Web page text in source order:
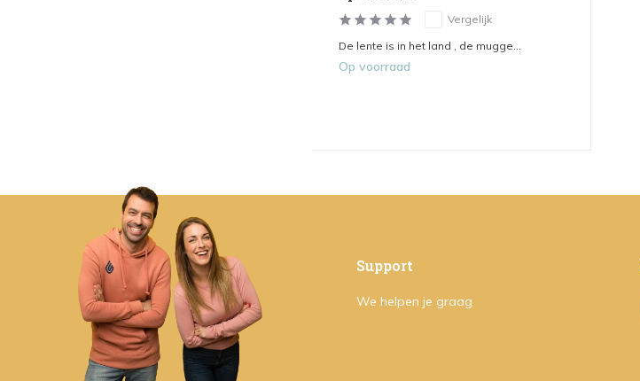
Vergelijk
De lente is in het land , de mugge...
Op voorraad
Support
We helpen je graag